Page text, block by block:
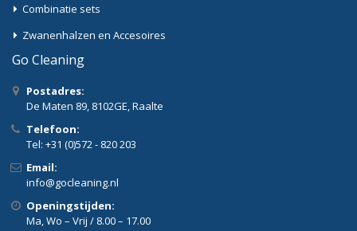
Combinatie sets
Zwanenhalzen en Accesoires
Go Cleaning
Postadres:
De Maten 89, 8102GE, Raalte
Telefoon:
Tel: +31 (0)572 - 820 203
Email:
info@gocleaning.nl
Openingstijden:
Ma, Wo – Vrij / 8.00 – 17.00